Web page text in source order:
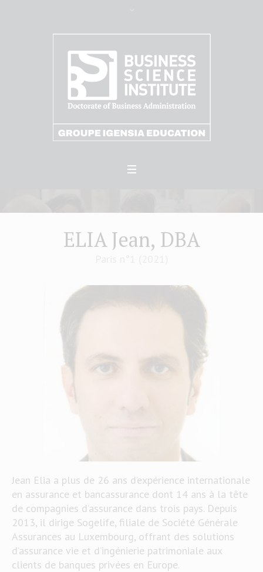
ELIA Jean, DBA
Jean Elia a plus de 26 ans d’expérience internationale
en assurance et bancassurance dont 14 ans à la tête
de compagnies d’assurance dans trois pays. Depuis
2013, il dirige Sogelife, filiale de Société Générale
Assurances au Luxembourg, offrant des solutions
d’assurance vie et d’ingénierie patrimoniale aux
clients de banques privées en Europe.